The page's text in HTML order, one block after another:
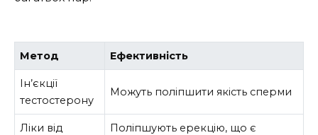
Метод Ефективність
Ін’єкції
тестостерону
Можуть поліпшити якість сперми
Ліки від
Поліпшують ерекцію, що є